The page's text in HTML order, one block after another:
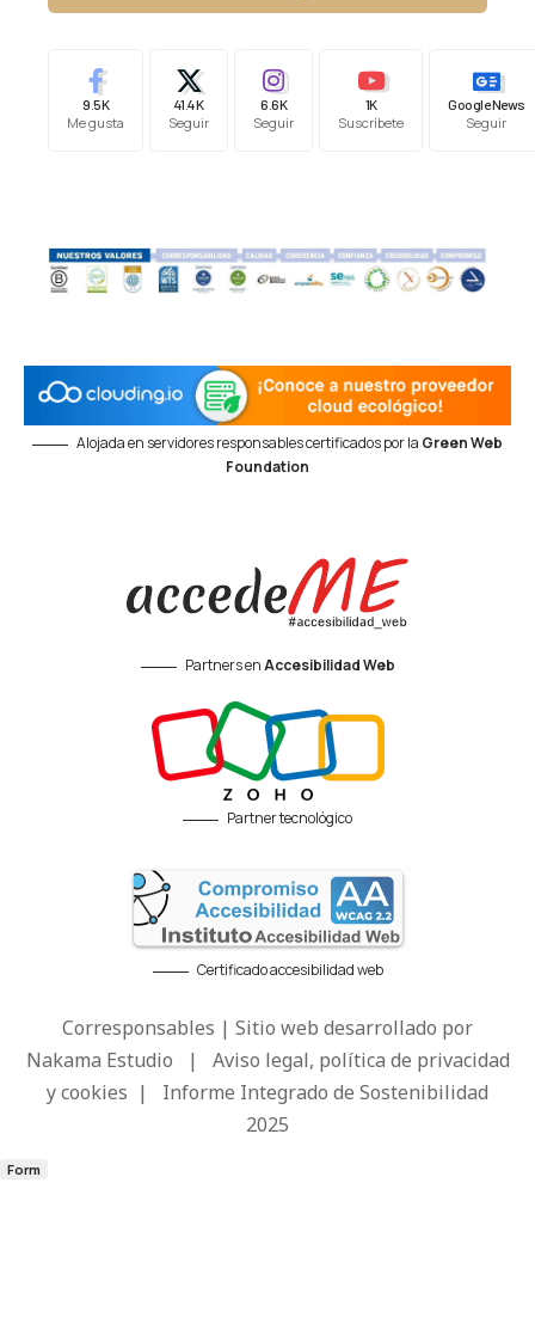
9.5K
Me gusta
41.4K
Seguir
6.6K
Seguir
1K
Suscríbete
Google News
Seguir
Alojada en servidores responsables certificados por la Green Web
Foundation
Partners enAccesibilidad Web
Partner tecnológico
Certificado accesibilidad web
Corresponsables | Sitio web desarrollado por
Nakama Estudio | Aviso legal, política de privacidad
y cookies | Informe Integrado de Sostenibilidad
2025
Form